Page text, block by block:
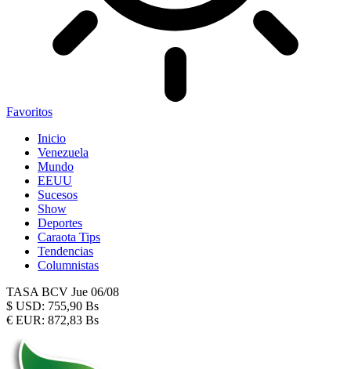
Favoritos
Inicio
Venezuela
Mundo
EEUU
Sucesos
Show
Deportes
Caraota Tips
Tendencias
Columnistas
TASA BCV Jue 06/08
$ USD: 755,90 Bs
€ EUR: 872,83 Bs